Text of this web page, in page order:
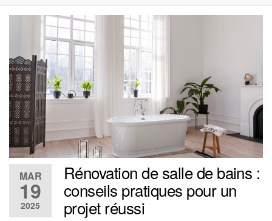
MAR
19
2025
Rénovation de salle de bains :
conseils pratiques pour un
projet réussi